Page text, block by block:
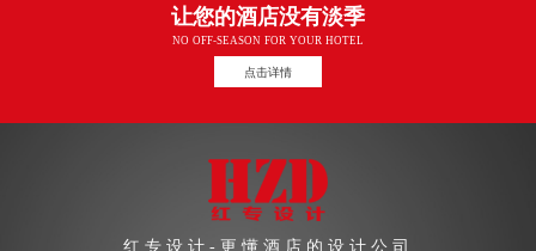
让您的酒店没有淡季
NO OFF-SEASON FOR YOUR HOTEL
点击详情
红专设计-更懂酒店的设计公司